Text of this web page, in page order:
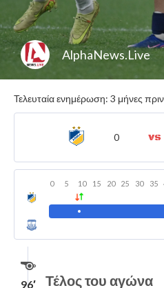
AlphaNews.Live
Τελευταία ενημέρωση: 3 μήνες πριν
0
0 5 10 15 20 25 30 35
96′ Τέλος του αγώνα